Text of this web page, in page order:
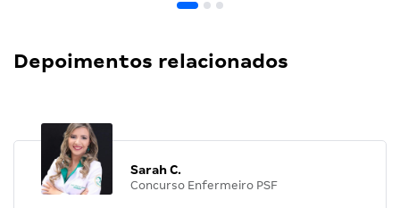
Depoimentos relacionados
Sarah C.
Concurso Enfermeiro PSF